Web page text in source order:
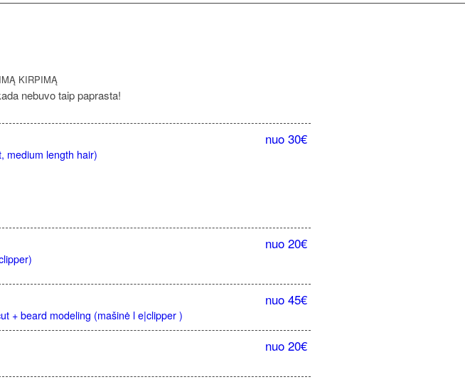
KIRPIMĄ
nebuvo taip paprasta!
nuo 30€
medium length hair)
nuo 20€
nuo 45€
+ beard modeling (mašinė l e|clipper )
nuo 20€